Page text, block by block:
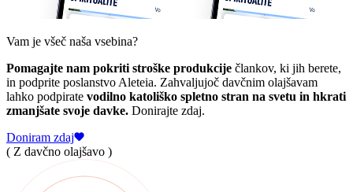
Vam je všeč naša vsebina?
Pomagajte nam pokriti stroške produkcije člankov, ki jih berete,
in podprite poslanstvo Aleteia. Zahvaljujoč davčnim olajšavam
lahko podpirate vodilno katoliško spletno stran na svetu in hkrati
zmanjšate svoje davke. Donirajte zdaj.
Doniram zdaj
( Z davčno olajšavo )